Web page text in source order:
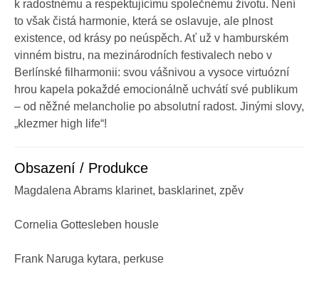
k radostnému a respektujícímu společnému životu. Není
to však čistá harmonie, která se oslavuje, ale plnost
existence, od krásy po neúspěch. Ať už v hamburském
vinném bistru, na mezinárodních festivalech nebo v
Berlínské filharmonii: svou vášnivou a vysoce virtuózní
hrou kapela pokaždé emocionálně uchvátí své publikum
– od něžné melancholie po absolutní radost. Jinými slovy,
„klezmer high life“!
Obsazení / Produkce
Magdalena Abrams klarinet, basklarinet, zpěv
Cornelia Gottesleben housle
Frank Naruga kytara, perkuse